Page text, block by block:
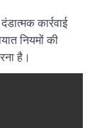
कार्रवाई
नियमों की
है।